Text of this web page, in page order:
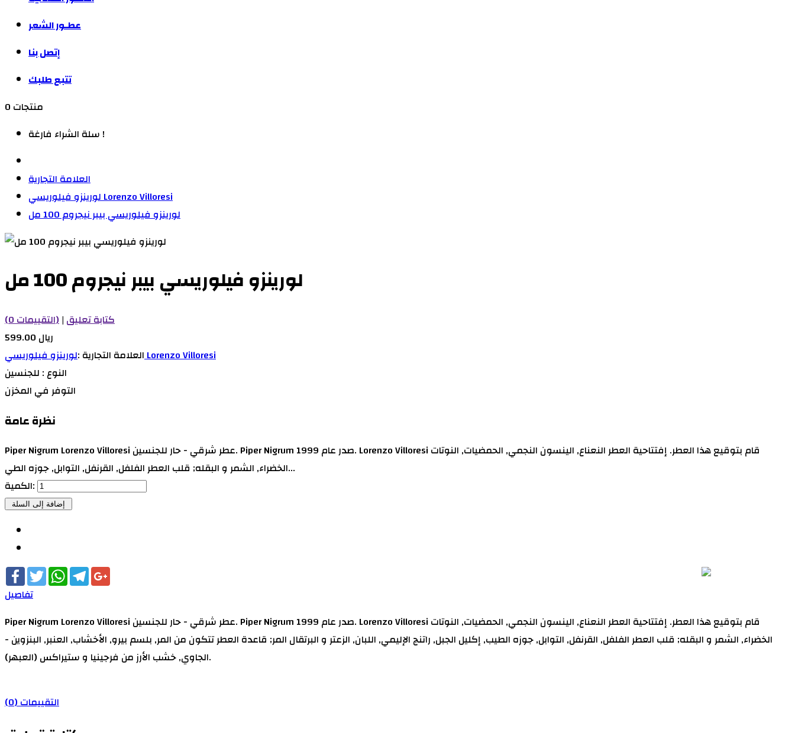
عطـور الشعر
إتصل بنا
تتبع طلبك
0 منتجات
سلة الشراء فارغة !
العلامة التجارية
لورينزو فيلوريسي Lorenzo Villoresi
لورينزو فيلوريسي بيبر نيجروم 100 مل
لورينزو فيلوريسي بيبر نيجروم 100 مل
(0 التقييمات)| كتابة تعليق
599.00 ريال
العلامة التجارية :لورينزو فيلوريسي Lorenzo Villoresi
النوع : للجنسين
التوفر في المخزن
نظرة عامة
Piper Nigrum Lorenzo Villoresi عطر شرقي - حار للجنسين. Piper Nigrum صدر عام 1999. Lorenzo Villoresi قام بتوقيع هذا العطر. إفتتاحية العطر النعناع, الينسون النجمي, الحمضيات, النوتات
الخضراء, الشمر و البقله; قلب العطر الفلفل, القرنفل, التوابل, جوزه الطي...
الكمية:
Facebook
TwitterWhatsApp
Telegram
تفاصيل
Piper Nigrum Lorenzo Villoresi عطر شرقي - حار للجنسين. Piper Nigrum صدر عام 1999. Lorenzo Villoresi قام بتوقيع هذا العطر. إفتتاحية العطر النعناع, الينسون النجمي, الحمضيات, النوتات
الخضراء, الشمر و البقله; قلب العطر الفلفل, القرنفل, التوابل, جوزه الطيب, إكليل الجبل, راتنج الإليمي, اللبان, الزعتر و البرتقال المر; قاعدة العطر تتكون من المر, بلسم بيرو, الأخشاب, العنبر, البنزوين -
الجاوي, خشب الأرز من فرجينيا و ستيراكس (العبهر).
التقييمات (0)